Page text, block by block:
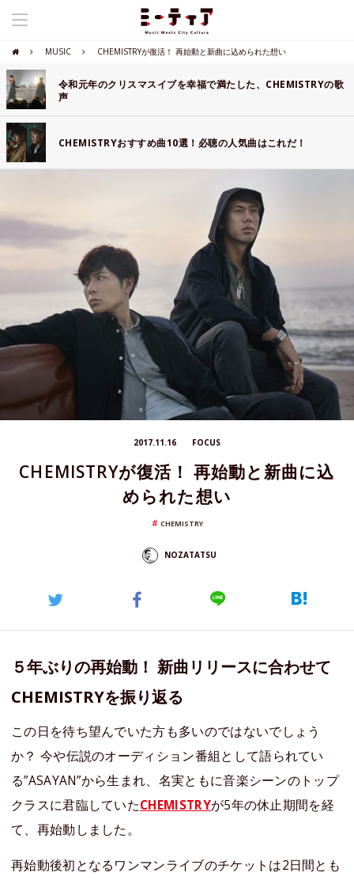
MUSIC CHEMISTRYが復活！ 再始動と新曲に込められた想い
令和元年のクリスマスイブを幸福で満たした、CHEMISTRYの歌
声
CHEMISTRYおすすめ曲10選！必聴の人気曲はこれだ！
2017.11.16 FOCUS
CHEMISTRYが復活！ 再始動と新曲に込
められた想い
CHEMISTRY
NOZATATSU
５年ぶりの再始動！ 新曲リリースに合わせて
CHEMISTRYを振り返る
この日を待ち望んでいた方も多いのではないでしょう
か？ 今や伝説のオーディション番組として語られてい
る”ASAYAN”から生まれ、名実ともに音楽シーンのトップ
クラスに君臨していたCHEMISTRYが5年の休止期間を経
て、再始動しました。
再始動後初となるワンマンライブのチケットは2日間とも